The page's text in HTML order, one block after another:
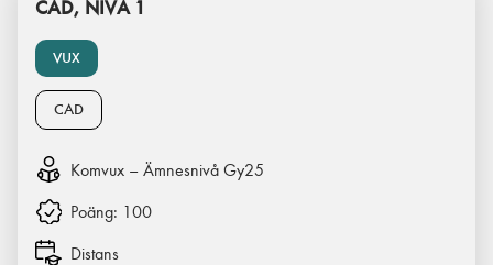
VUX
CAD, NIVÅ 1
CAD
Komvux – Ämnesnivå Gy25
Poäng: 100
Distans